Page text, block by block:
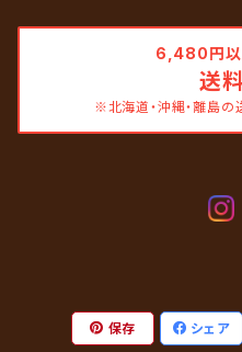
6,480円以
送
※北海道・沖縄・離島の
保存 シェア